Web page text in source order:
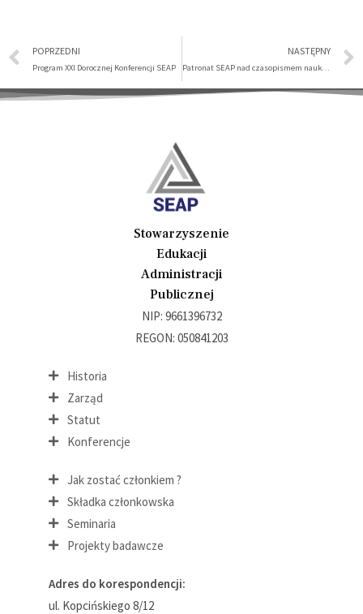
POPRZEDNI
Program XXI Dorocznej Konferencji SEAP
NASTĘPNY
Patronat SEAP nad czasopismem naukowym Przegląd Prawa Administracyjnego (PPA)
Stowarzyszenie
Edukacji
Administracji
Publicznej
NIP: 9661396732
REGON: 050841203
Historia
Zarząd
Statut
Konferencje
Jak zostać członkiem ?
Składka członkowska
Seminaria
Projekty badawcze
Adres do korespondencji:
ul. Kopcińskiego 8/12